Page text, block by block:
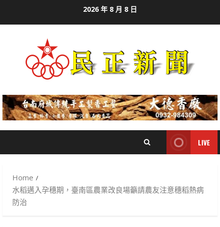
2026 年 8 月 8 日
LIVE
Home
水稻邁入孕穗期，臺南區農業改良場籲請農友注意穗稻熱病
防治